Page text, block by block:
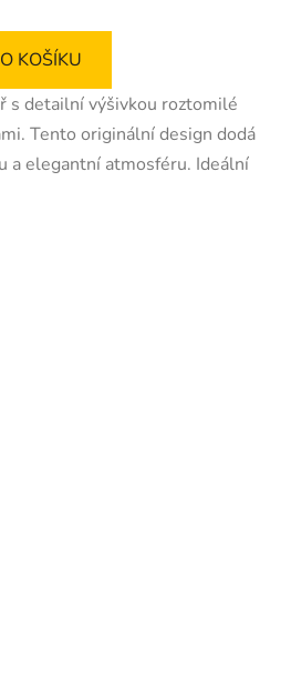
KOŠÍKU
s detailní výšivkou roztomilé
Tento originální design dodá
a elegantní atmosféru. Ideální